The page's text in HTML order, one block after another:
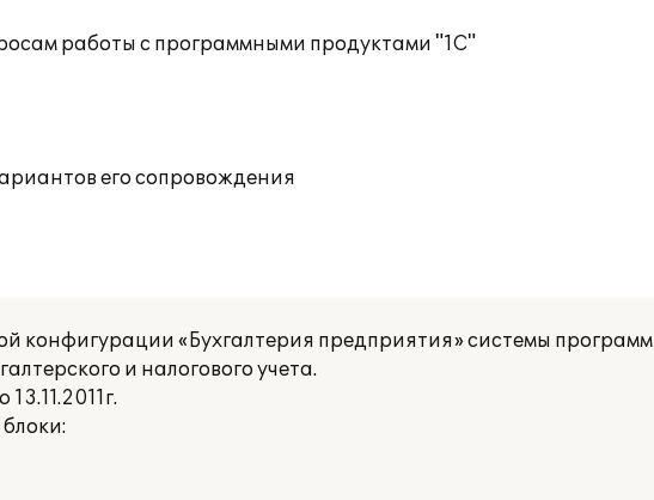
работы с программными продуктами "1С"
его сопровождения
конфигурации «Бухгалтерия предприятия» системы программ
и налогового учета.